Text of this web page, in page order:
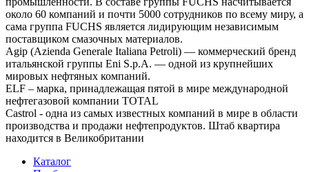
около 60 компаний и почти 5000 сотрудников по всему миру, а
сама группа FUCHS является лидирующим независимым
поставщиком смазочных материалов.
Agip (Azienda Generale Italiana Petroli) — коммерческий бренд
итальянской группы Eni S.p.A. — одной из крупнейших
мировых нефтяных компаний.
ELF – марка, принадлежащая пятой в мире международной
нефтегазовой компании TOTAL
Castrol - одна из самых известных компаний в мире в области
производства и продажи нефтепродуктов. Штаб квартира
находится в Великобритании
Каталог